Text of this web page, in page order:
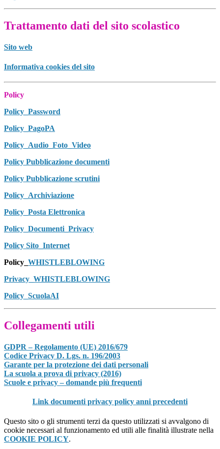
Trattamento dati del sito scolastico
Sito web
Informativa cookies del sito
Policy
Policy_Password
Policy_PagoPA
Policy_Audio_Foto_Video
Policy Pubblicazione documenti
Policy Pubblicazione scrutini
Policy_Archiviazione
Policy_Posta Elettronica
Policy_Documenti_Privacy
Policy Sito_Internet
Policy_ WHISTLEBLOWING
Privacy_ WHISTLEBLOWING
Policy_ScuolaAI
Collegamenti utili
GDPR – Regolamento (UE) 2016/679
Codice Privacy D. Lgs. n. 196/2003
Garante per la protezione dei dati personali
La scuola a prova di privacy (2016)
Scuole e privacy – domande più frequenti
Link documenti privacy policy anni precedenti
Questo sito o gli strumenti terzi da questo utilizzati si avvalgono di
cookie necessari al funzionamento ed utili alle finalità illustrate nella
COOKIE POLICY.